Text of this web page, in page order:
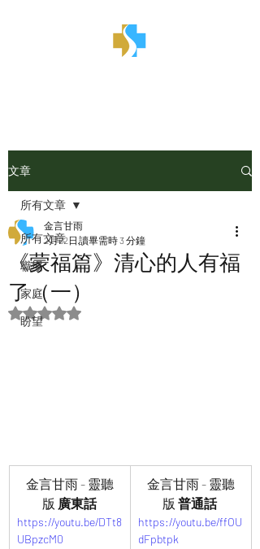
文章
所有文章
職場
家庭
盼望
所有文章
《蒙福篇》清心的人有福
了（一）
金言甘雨
2月22日 讀畢需時 3 分鐘
評等為 NaN（最高為 5 顆星）。
金言甘雨 - 靈聽
版 廣東話
https://youtu.be/DTt8
UBpzcM0
金言甘雨 - 靈聽
版 普通話
https://youtu.be/ffOU
dFpbtpk